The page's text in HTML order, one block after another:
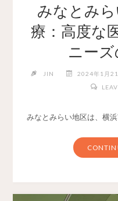
みなとみ
療：高度な
ニー
JIN 2024年1月21
みなとみらい地区は、横